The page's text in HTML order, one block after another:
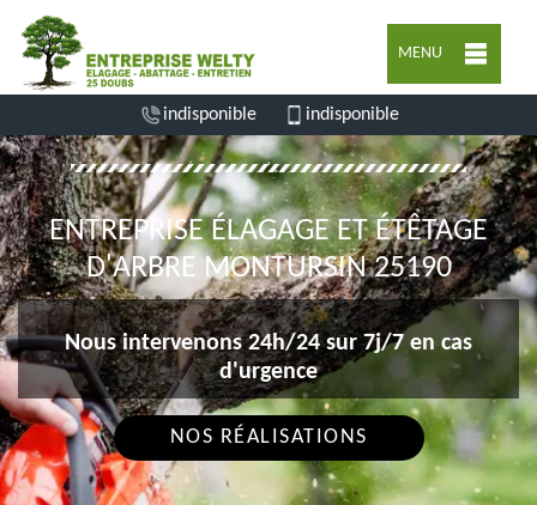
MENU
indisponible indisponible
ENTREPRISE ÉLAGAGE ET ÉTÊTAGE
D'ARBRE MONTURSIN 25190
Nous intervenons 24h/24 sur 7j/7 en cas
d'urgence
NOS RÉALISATIONS